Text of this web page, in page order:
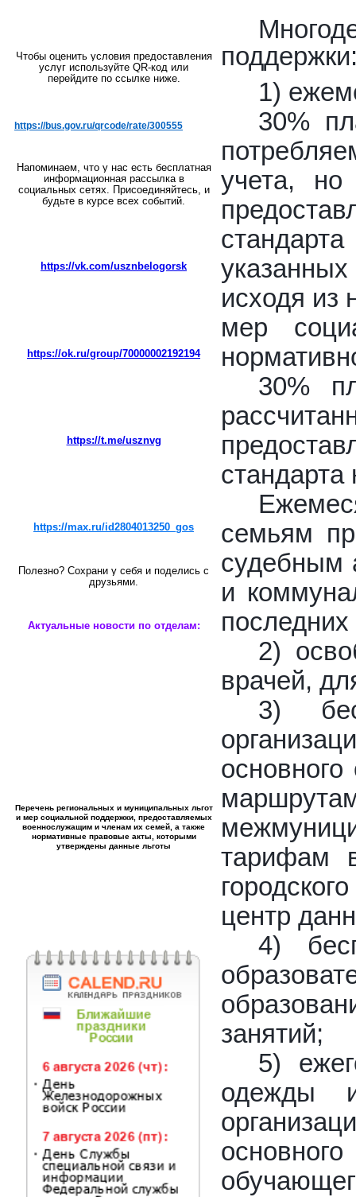
Чтобы оценить условия предоставления
услуг используйте QR-код или
перейдите по ссылке ниже.
https://bus.gov.ru/qrcode/rate/300555
Напоминаем, что у нас есть бесплатная
информационная рассылка в
социальных сетях. Присоединяйтесь, и
будьте в курсе всех событий.
https://vk.com/usznbelogorsk
https://ok.ru/group/70000002192194
https://t.me/usznvg
https://max.ru/id2804013250_gos
Полезно? Сохрани у себя и поделись с
друзьями.
Актуальные новости по отделам:
Перечень региональных и муниципальных льгот
и мер социальной поддержки, предоставляемых
военнослужащим и членам их семей, а также
нормативные правовые акты, которыми
утверждены данные льготы
1)
30%
учета,
исходя из
мер
30%
семьям
судебным
и
последних
2)
врачей,
3)
тарифам
центр
4)
занятий;
5)
одежды